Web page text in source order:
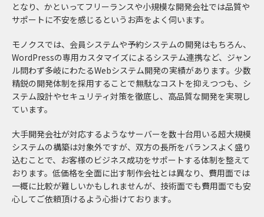
となり、かといってフリーランスや小規模な開発会社では品質や
サポートに不安を感じるというお声をよく伺います。
モノクスでは、会員システムや予約システムの開発はもちろん、
WordPressの専用カスタマイズによるシステム連携など、ジャン
ル問わず多岐にわたるWebシステム開発の実績があります。少数
精鋭の開発体制を採用することで無駄なコストを抑えつつも、シ
ステム設計やセキュリティ対策を徹底し、高品質な開発を実現し
ています。
大手開発会社が対応するようなサーバーを数十台用いる超大規模
システムの構築は対象外ですが、双方の長所をバランスよく盛り
込むことで、お客様のビジネス成功をサポートする体制を整えて
おります。低価格を全面に出す制作会社とは異なり、費用面では
一概に比較が難しいかもしれませんが、技術面でも費用面でも安
心してご依頼頂けるよう心掛けております。